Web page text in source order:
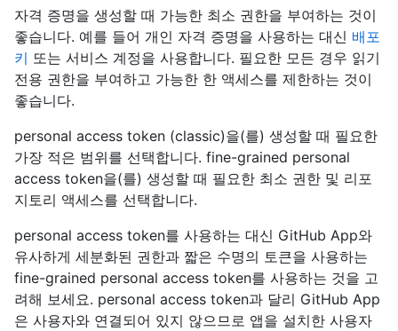
자격 증명을 생성할 때 가능한 최소 권한을 부여하는 것이
좋습니다. 예를 들어 개인 자격 증명을 사용하는 대신 배포
키 또는 서비스 계정을 사용합니다. 필요한 모든 경우 읽기
전용 권한을 부여하고 가능한 한 액세스를 제한하는 것이
좋습니다.
personal access token (classic)을(를) 생성할 때 필요한
가장 적은 범위를 선택합니다. fine-grained personal
access token을(를) 생성할 때 필요한 최소 권한 및 리포
지토리 액세스를 선택합니다.
personal access token를 사용하는 대신 GitHub App와
유사하게 세분화된 권한과 짧은 수명의 토큰을 사용하는
fine-grained personal access token를 사용하는 것을 고
려해 보세요. personal access token과 달리 GitHub App
은 사용자와 연결되어 있지 않으므로 앱을 설치한 사용자